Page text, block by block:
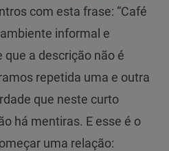
com esta frase: “Café
informal e
que a descrição não é
repetida uma e outra
que neste curto
há mentiras. E esse é o
uma relação: